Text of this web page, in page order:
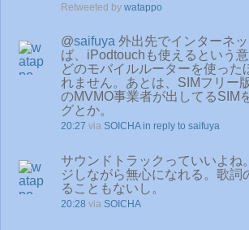
Retweeted by watappo
@saifuya 外出先でインターネ
ば、iPodtouchも使えるという
どのモバイルルーターを使った
れません。あとは、SIMフリー
のMVMO事業者が出してるSIM
グとか。
20:27 via SOICHA in reply to saifuya
サウンドトラックっていいよね
ジしながら無心になれる。歌詞
ることもないし。
20:28 via SOICHA